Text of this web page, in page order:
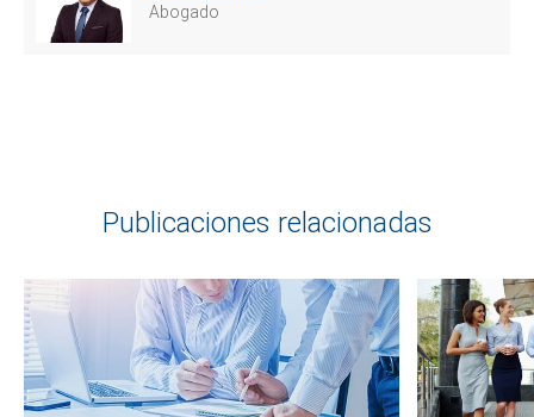
Cuéntanos, ¿Cómo
Abogado
Publicaciones relacionadas